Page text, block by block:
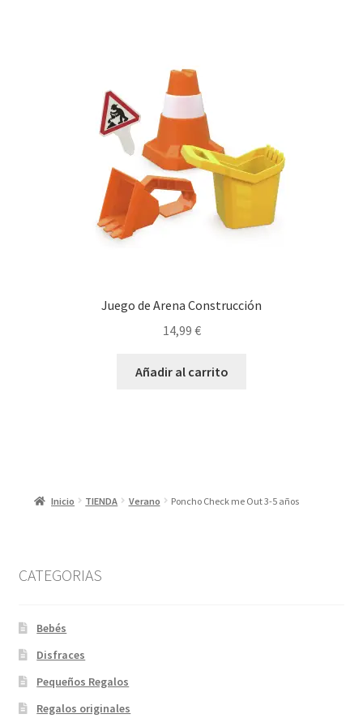
Juego de Arena Construcción
14,99 €
Añadir al carrito
Inicio TIENDA Verano Poncho Check me Out 3-5 años
CATEGORIAS
Bebés
Disfraces
Pequeños Regalos
Regalos originales